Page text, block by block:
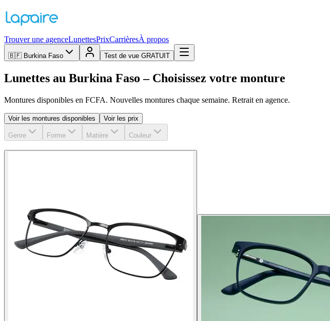
Trouver une agenceLunettesPrixCarrièresÀ propos
🇧🇫 Burkina Faso Test de vue GRATUIT
Lunettes au Burkina Faso – Choisissez votre monture
Montures disponibles en FCFA. Nouvelles montures chaque semaine. Retrait en agence.
Voir les montures disponibles Voir les prix
Genre Forme Matière Couleur